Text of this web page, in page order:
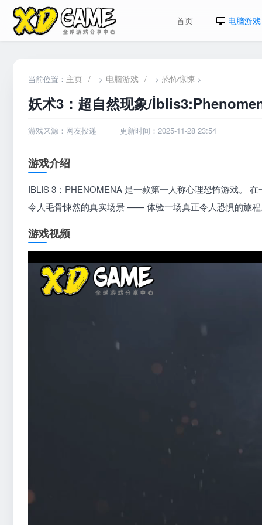
首页 电脑游戏
当前位置： 主页 / > 电脑游戏 / > 恐怖惊悚 >
妖术3：超自然现象/
游戏来源：网友投递 更新时间：2025-11-28 23:54
游戏介绍
IBLIS 3：PHENOMENA 是一款第一人称心理恐怖游戏。
令人毛骨悚然的真实场景 —— 体验一场真正令人恐惧的旅
游戏视频